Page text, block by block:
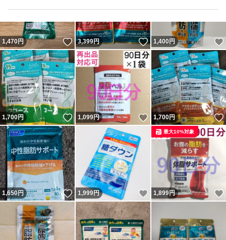
1,470円 いいね！
3,399円 いいね！
1,400円
1,700円 いいね！
1,099円 いいね！
1,700円
1,650円 いいね！
1,999円 いいね！
1,899円
最大10%対象